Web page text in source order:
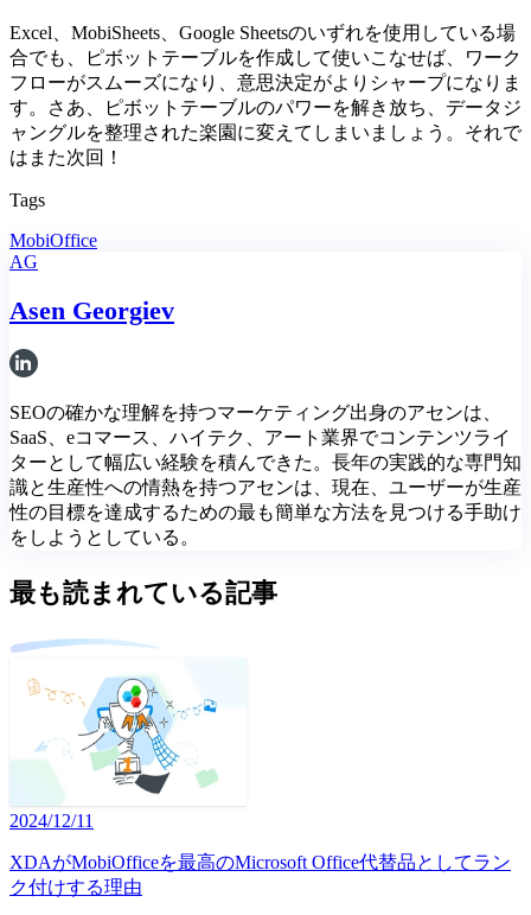
Excel、MobiSheets、Google Sheetsのいずれを使用している場
合でも、ピボットテーブルを作成して使いこなせば、ワーク
フローがスムーズになり、意思決定がよりシャープになりま
す。さあ、ピボットテーブルのパワーを解き放ち、データジ
ャングルを整理された楽園に変えてしまいましょう。それで
はまた次回！
Tags
MobiOffice
AG
Asen Georgiev
SEOの確かな理解を持つマーケティング出身のアセンは、
SaaS、eコマース、ハイテク、アート業界でコンテンツライ
ターとして幅広い経験を積んできた。長年の実践的な専門知
識と生産性への情熱を持つアセンは、現在、ユーザーが生産
性の目標を達成するための最も簡単な方法を見つける手助け
をしようとしている。
最も読まれている記事
2024/12/11
XDAがMobiOfficeを最高のMicrosoft Office代替品としてラン
ク付けする理由